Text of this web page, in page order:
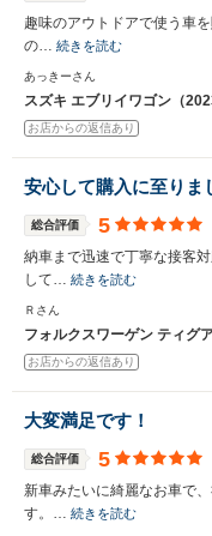
趣味のアウトドアで使う車
の… 続きを読む
あっきーさん
スズキ エブリイワゴン（
お店からの返信あり
安心して購入に至りま
総合評価 5
納車まで迅速で丁寧な接客
して… 続きを読む
Ｒさん
フォルクスワーゲン ティグ
お店からの返信あり
大変満足です！
総合評価 5
新車みたいに綺麗なお車で
す。… 続きを読む